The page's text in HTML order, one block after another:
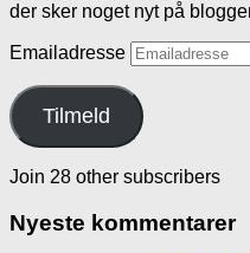
der sker noget nyt på
Emailadresse
Tilmeld
Join 28 other subscribers
Nyeste kommentarer